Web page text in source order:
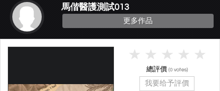
馬偕醫護測試013
更多作品
總評價 (0 votes)
我要给予評價